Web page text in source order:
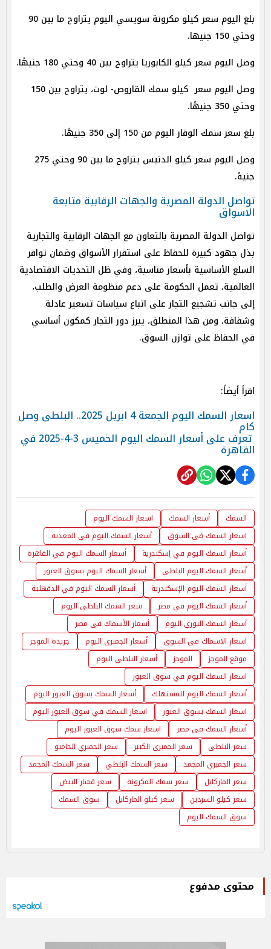
بلغ اليوم سعر كيلو مكرونة سويسي اليوم يتراوح ما بين 90
وحتي 150 جنيها.
وصل اليوم سعر كيلو الكابوريا يتراوح بين 40 وحتي 180 جنيهًا.
وصل اليوم سعر كيلو سمك القاروص- لوت، يتراوح بين 150
وحتي 350 جنيهًا.
بلغ سعر سمك الوقار اليوم من 150 إلى 350 جنيهًا.
وصل اليوم سعر كيلو الدنيس يتراوح ما بين 90 وحتي 275
جنيهً.
تواصل الدولة المصرية والجهات الرقابية متابعة
الاسواق
تواصل الدولة المصرية بالتعاون مع الجهات الرقابية والتجارية
بذل جهود كبيرة للحفاظ على استقرار الأسواق وضمان توافر
السلع الأساسية بأسعار مناسبة، وفي ظل التحديات الاقتصادية
العالمية، تعمل الحكومة على دعم منظومة العرض والطلب،
إلى جانب تشجيع التجار على اتباع سياسات تسعير عادلة
وشفافة، ومن هذا المنطلق، يبرز دور التجار كمكون أساسي
في الحفاظ على توازن السوق.
اقرأ أيضاً:
اسعار السمك اليوم الجمعة 4 ابريل 2025.. البلطى وصل
كام
تعرف على أسعار السمك اليوم الخميس 3-4-2025 في
القاهرة
السمك أسعار السمك
اسعار السمك اليوم
اسعار السمك فى السوق
أسعار السمك اليوم في المعدية
أسعار السمك اليوم في إسكندرية
أسعار السمك اليوم في القاهرة
أسعار السمك اليوم البلطي
أسعار السمك اليوم بسوق العبور
أسعار السمك اليوم الإسكندرية
أسعار السمك اليوم في الدقهلية
أسعار السمك اليوم في مصر
سعر السمك البلطي اليوم
أسعار السمك البوري اليوم
أسعار الأسماك فى مصر
اسعار الاسماك فى السوق
أسعار الجمبرى اليوم
جريدة الموجز
موقع الموجز
الموجز
أسعار البلطي اليوم
اسعار السمك اليوم في سوق العبور
أسعار السمك اليوم للمستهلك
أسعار السمك بسوق العبور اليوم
اسعار السمك بسوق العبور
اسعار السمك في سوق العبور اليوم
أسعار السمك فى مصر
اسعار سمك سوق العبور اليوم
سعر البلطى
سعر الجمبرى الكبير
سعر الجمبري الجامبو
سعر الجمبري المجمد
سعر السمك البلطي
سعر السمك المجمد
سعر الماركايل
سعر سمك المكرونة
سعر قشار البيض
سعر كيلو السردين
سعر كيلو الماركايل
سوق السمك
سوق السمك اليوم
محتوى مدفوع